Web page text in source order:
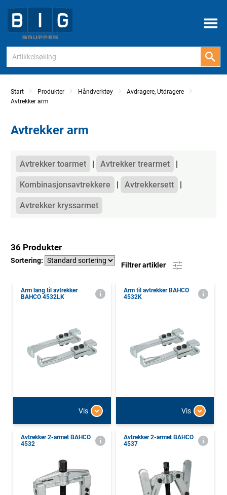
Meny
Start Produkter Håndverktøy
Avdragere, Utdragere
Avtrekker arm
Avtrekker arm
Kategorier
Avtrekker toarmet Avtrekker trearmet
Kombinasjonsavtrekkere Avtrekkersett
Avtrekker kryssarmet
36 Produkter
Sortering:
Filtrer artikler
Arm lang til avtrekker
BAHCO 4532LK
Vis
Arm til avtrekker BAHCO
4532K
Vis
Avtrekker 2-armet BAHCO
4532
Avtrekker 2-armet BAHCO
4537